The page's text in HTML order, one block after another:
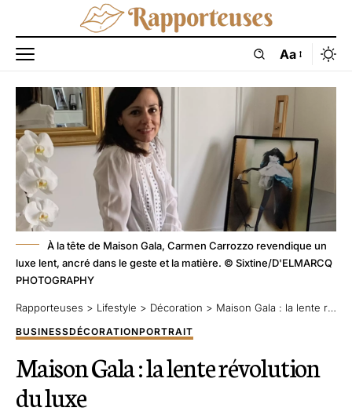
Aa
À la tête de Maison Gala, Carmen Carrozzo revendique un
luxe lent, ancré dans le geste et la matière. © Sixtine/D'ELMARCQ
PHOTOGRAPHY
Rapporteuses > Lifestyle > Décoration > Maison Gala : la lente révolution du luxe
BUSINESSDÉCORATIONPORTRAIT
Maison Gala : la lente révolution
du luxe